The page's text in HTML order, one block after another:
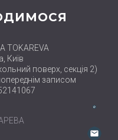
TOKAREVA
Київ
поверх, секція 2)
записом